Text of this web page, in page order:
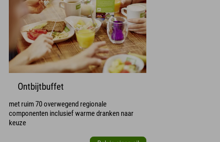
Ontbijtbuffet
met ruim 70 overwegend regionale
componenten inclusief warme dranken naar
keuze